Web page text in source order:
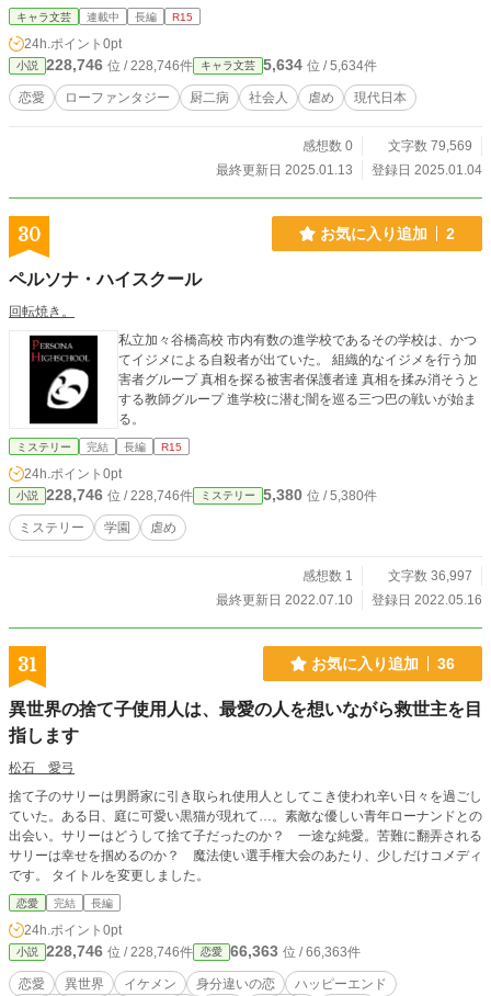
り上げたオリジナルキャラクター「堕天の殺戮者:キリアン・フランベルジュ・
ブラッドレイ」を召喚してしまう。 現実離れしたキリアンの存在に戸惑いなが
らも、洋子は彼との生活やトラブルに立ち向かう中で、忘れかけていた“自分の
好き”や“夢”に再び目を向けるようになる。 過去の自分と向き合いながら、洋子
は少しずつ“自分らしさ”を取り戻していく。 ーーこれは少し不器用な葛原洋子
の、再生の物語。
キャラ文芸 連載中 長編 R15
24h.ポイント 0pt
小説 228,746 位 / 228,746件 キャラ文芸 5,634 位 / 5,634件
恋愛 ローファンタジー 厨二病 社会人 虐め 現代日本
感想数 0
文字数 79,569
最終更新日 2025.01.13
登録日 2025.01.04
30 お気に入り追加 2
ペルソナ・ハイスクール
回転焼き。
私立加々谷橋高校 市内有数の進学校であるその学校は、かつ
てイジメによる自殺者が出ていた。 組織的なイジメを行う加
害者グループ 真相を探る被害者保護者達 真相を揉み消そうと
する教師グループ 進学校に潜む闇を巡る三つ巴の戦いが始ま
る。
ミステリー 完結 長編 R15
24h.ポイント 0pt
小説 228,746 位 / 228,746件 ミステリー 5,380 位 / 5,380件
ミステリー 学園 虐め
感想数 1
文字数 36,997
最終更新日 2022.07.10
登録日 2022.05.16
31 お気に入り追加 36
異世界の捨て子使用人は、最愛の人を想いながら救世主を目
指します
松石 愛弓
捨て子のサリーは男爵家に引き取られ使用人としてこき使われ辛い日々を過ごし
ていた。ある日、庭に可愛い黒猫が現れて…。素敵な優しい青年ローナンドとの
出会い。サリーはどうして捨て子だったのか？ 一途な純愛。苦難に翻弄される
サリーは幸せを掴めるのか？ 魔法使い選手権大会のあたり、少しだけコメディ
です。 タイトルを変更しました。
恋愛 完結 長編
24h.ポイント 0pt
小説 228,746 位 / 228,746件 恋愛 66,363 位 / 66,363件
恋愛 異世界 イケメン 身分違いの恋
ハッピーエンド